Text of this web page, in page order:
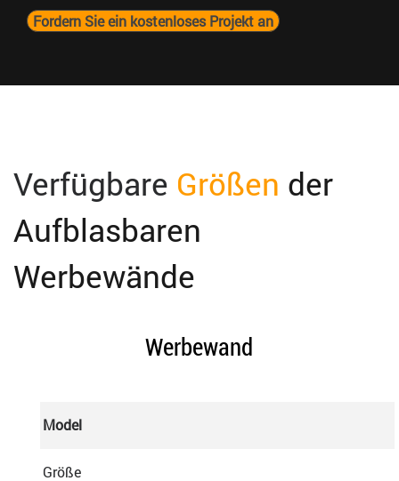
Fordern Sie ein kostenloses Projekt an
Verfügbare Größen der
Aufblasbaren
Werbewände
Werbewand
Model
Größe